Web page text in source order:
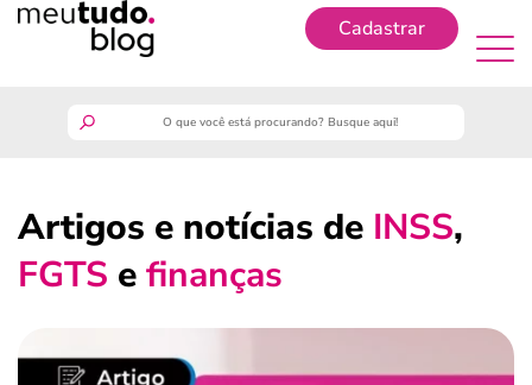
Cadastrar
guia do trabalhador
benefícios
Artigos e notícias de INSS,
FGTS efinanças